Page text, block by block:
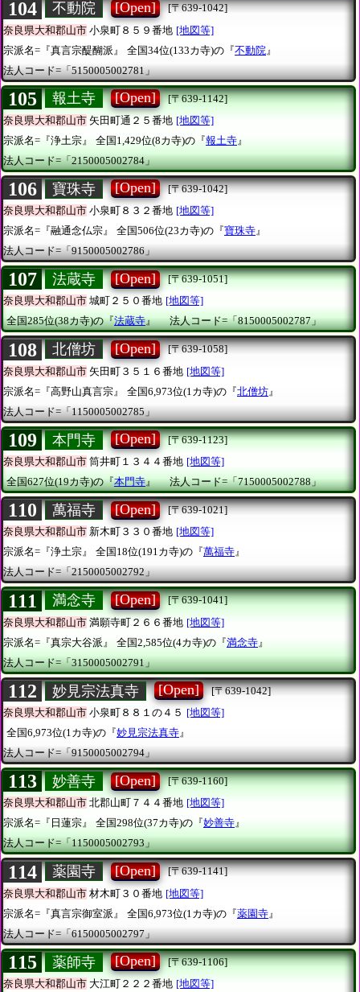
104 不動院 [Open]
[〒639-1042]
奈良県大和郡山市 小泉町８５９番地 [地図等]
宗派名=『真言宗醍醐派』
全国34位(133カ寺)の『不動院 』
法人コード=「5150005002781」
105 報土寺 [Open]
[〒639-1142]
奈良県大和郡山市 矢田町通２５番地 [地図等]
宗派名=『浄土宗』
全国1,429位(8カ寺)の『報土寺 』
法人コード=「2150005002784」
106 寶珠寺 [Open]
[〒639-1042]
奈良県大和郡山市 小泉町８３２番地 [地図等]
宗派名=『融通念仏宗』
全国506位(23カ寺)の『寶珠寺』
法人コード=「9150005002786」
107 法蔵寺 [Open]
[〒639-1051]
奈良県大和郡山市 城町２５０番地 [地図等]
全国285位(38カ寺)の『法蔵寺』 法人コード=「8150005002787」
108 北僧坊 [Open]
[〒639-1058]
奈良県大和郡山市 矢田町３５１６番地 [地図等]
宗派名=『高野山真言宗』
全国6,973位(1カ寺)の『北僧坊 』
法人コード=「1150005002785」
109 本門寺 [Open]
[〒639-1123]
奈良県大和郡山市 筒井町１３４４番地 [地図等]
全国627位(19カ寺)の『本門寺』 法人コード=「7150005002788」
110 萬福寺 [Open]
[〒639-1021]
奈良県大和郡山市 新木町３３０番地 [地図等]
宗派名=『浄土宗』
全国18位(191カ寺)の『萬福寺』
法人コード=「2150005002792」
111 満念寺 [Open]
[〒639-1041]
奈良県大和郡山市 満願寺町２６６番地 [地図等]
宗派名=『真宗大谷派』
全国2,585位(4カ寺)の『満念寺 』
法人コード=「3150005002791」
112 妙見宗法真寺 [Open]
[〒639-1042]
奈良県大和郡山市 小泉町８８１の４５ [地図等]
全国6,973位(1カ寺)の『妙見宗法真寺』
法人コード=「9150005002794」
113 妙善寺 [Open]
[〒639-1160]
奈良県大和郡山市 北郡山町７４４番地 [地図等]
宗派名=『日蓮宗』
全国298位(37カ寺)の『妙善寺』
法人コード=「1150005002793」
114 薬園寺 [Open]
[〒639-1141]
奈良県大和郡山市 材木町３０番地 [地図等]
宗派名=『真言宗御室派』
全国6,973位(1カ寺)の『薬園寺 』
法人コード=「6150005002797」
115 薬師寺 [Open]
[〒639-1106]
奈良県大和郡山市 大江町２２２番地 [地図等]